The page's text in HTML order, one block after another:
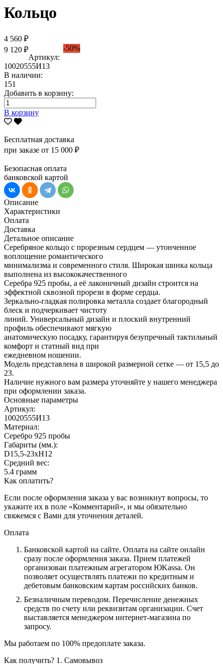
Кольцо
4 560 ₽
9 120 ₽
-50%
Артикул:
10020555И13
В наличии:
151
Добавить в корзину:
В корзину
Бесплатная доставка
при заказе от 15 000 ₽
Безопасная оплата
банковской картой
Описание
Характеристики
Оплата
Доставка
Детальное описание
Серебряное кольцо с прорезным сердцем — утонченное
воплощение романтического
минимализма и современного стиля. Широкая шинка кольца
выполнена из высококачественного
Серебра 925 пробы, а её лаконичный дизайн строится на
эффектной сквозной прорези в форме сердца.
Зеркально-гладкая полировка металла создает благородный
блеск и подчеркивает чистоту
линий. Универсальный дизайн и плоский внутренний
профиль обеспечивают мягкую
анатомическую посадку, гарантируя безупречный тактильный
комфорт и статный вид при
ежедневном ношении.
Модель представлена в широкой размерной сетке — от 15,5 до
23.
Наличие нужного вам размера уточняйте у нашего менеджера
при оформлении заказа.
Основные параметры
Артикул:
10020555И13
Материал:
Серебро 925 пробы
Габариты (мм.):
D15,5-23хH12
Средний вес:
5.4 грамм
Как оплатить?
Если после оформления заказа у вас возникнут вопросы, то
укажите их в поле «Комментарий», и мы обязательно
свяжемся с Вами для уточнения деталей.
Оплата
Банковской картой на сайте. Оплата на сайте онлайн
сразу после оформления заказа. Прием платежей
организован платежным агрегатором ЮKassa. Он
позволяет осуществлять платежи по кредитным и
дебетовым банковским картам российских банков.
Безналичным переводом. Перечисление денежных
средств по счету или реквизитам организации. Счет
выставляется менеджером интернет-магазина по
запросу.
Мы работаем по 100% предоплате заказа.
Как получить? 1. Самовывоз